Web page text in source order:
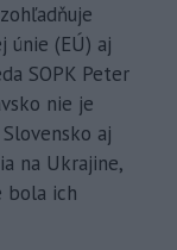
únie (EÚ) aj
SOPK Peter
nie je
aj
na Ukrajine,
bola ich